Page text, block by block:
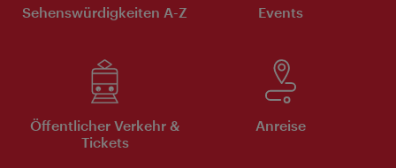
Sehenswürdigkeiten A-Z Events
Öffentlicher Verkehr &
Tickets
Anreise